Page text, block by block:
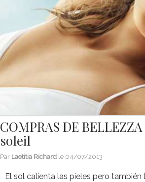
COMPRAS DE
soleil
Par Laetitia Richard le 04/07/2013
El sol calienta las pieles pero también